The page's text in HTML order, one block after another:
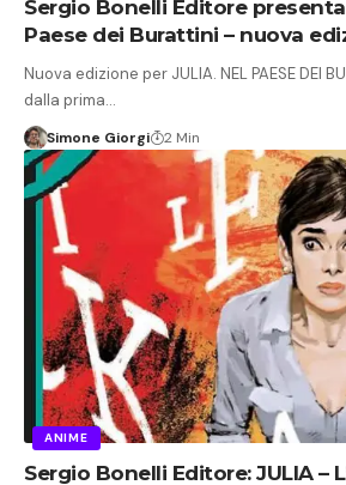
Sergio Bonelli Editore presenta
Paese dei Burattini – nuova
Nuova edizione per JULIA. NEL PAESE DEI
dalla prima…
Simone Giorgi 2 Min
ANIME
Sergio Bonelli Editore: JULIA –